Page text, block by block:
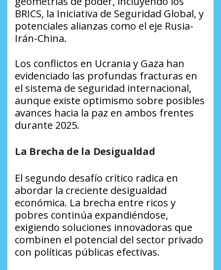
BRICS, la Iniciativa de Seguridad Global, y
potenciales alianzas como el eje Rusia-
Irán-China.
Los conflictos en Ucrania y Gaza han
evidenciado las profundas fracturas en
el sistema de seguridad internacional,
aunque existe optimismo sobre posibles
avances hacia la paz en ambos frentes
durante 2025.
La Brecha de la Desigualdad
El segundo desafío crítico radica en
abordar la creciente desigualdad
económica. La brecha entre ricos y
pobres continúa expandiéndose,
exigiendo soluciones innovadoras que
combinen el potencial del sector privado
con políticas públicas efectivas.